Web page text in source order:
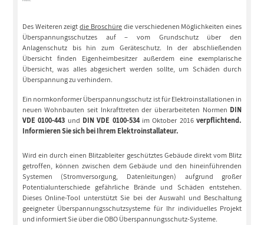
Des Weiteren zeigtdie Broschüredie verschiedenen Möglichkeiten eines
Überspannungsschutzes auf – vom Grundschutz über den
Anlagenschutz bis hin zum Geräteschutz. In der abschließenden
Übersicht finden Eigenheimbesitzer außerdem eine exemplarische
Übersicht, was alles abgesichert werden sollte, um Schäden durch
Überspannung zu verhindern.
Ein normkonformer Überspannungsschutz ist für Elektroinstallationen in
neuen Wohnbauten seit Inkrafttreten der überarbeiteten Normen DIN
VDE 0100-443 und DIN VDE 0100-534im Oktober 2016verpflichtend.
Informieren Sie sich bei Ihrem Elektroinstallateur.
Wird ein durch einen Blitzableiter geschütztes Gebäude direkt vom Blitz
getroffen, können zwischen dem Gebäude und den hineinführenden
Systemen (Stromversorgung, Datenleitungen) aufgrund großer
Potentialunterschiede gefährliche Brände und Schäden entstehen.
Dieses Online-Tool unterstützt Sie bei der Auswahl und Beschaltung
geeigneter Überspannungsschutzsysteme für Ihr individuelles Projekt
und informiert Sie über die OBO Überspannungsschutz-Systeme.